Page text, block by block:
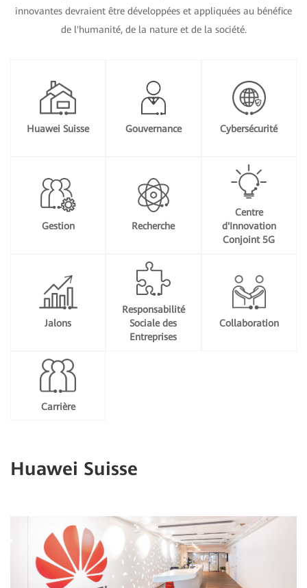
innovantes devraient être développées et appliquées au bénéfice
de l'humanité, de la nature et de la société.
Huawei Suisse Gouvernance Cybersécurité
Gestion Recherche
Centre
d'Innovation
Conjoint 5G
Jalons
Responsabilité
Sociale des
Entreprises
Collaboration
Carrière
Huawei Suisse